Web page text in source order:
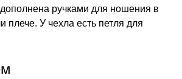
ручками для ношения в
плече. У чехла есть петля для